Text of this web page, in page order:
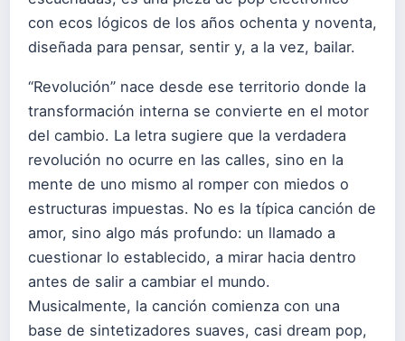
con ecos lógicos de los años ochenta y noventa,
diseñada para pensar, sentir y, a la vez, bailar.
“Revolución” nace desde ese territorio donde la
transformación interna se convierte en el motor
del cambio. La letra sugiere que la verdadera
revolución no ocurre en las calles, sino en la
mente de uno mismo al romper con miedos o
estructuras impuestas. No es la típica canción de
amor, sino algo más profundo: un llamado a
cuestionar lo establecido, a mirar hacia dentro
antes de salir a cambiar el mundo.
Musicalmente, la canción comienza con una
base de sintetizadores suaves, casi dream pop,